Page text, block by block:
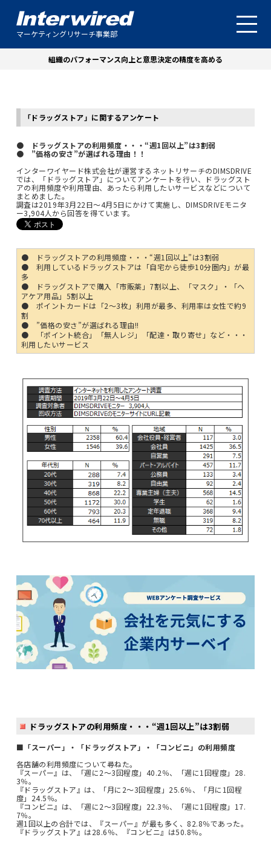
マーケティングリサーチ事業部
組織のパフォーマンス向上と意思決定の精度を高める
「ドラッグストア」に関するアンケート
● ドラッグストアの利用頻度・・・“週1回以上”は3割弱
● ”価格の安さ”が選ばれる理由！！
インターワイヤード株式会社が運営するネットリサーチのDIMSDRIVE
では、「ドラッグストア」についてアンケートを行い、ドラッグスト
アの利用頻度や利用理由、あったら利用したいサービスなどについて
まとめました。
調査は2019年3月22日～4月5日にかけて実施し、DIMSDRIVEモニタ
ー3,904人から回答を得ています。
● ドラッグストアの利用頻度・・・“週1回以上”は3割弱
● 利用しているドラッグストアは「自宅から徒歩10分圏内」が最
多
● ドラッグストアで購入「市販薬」7割以上、「マスク」・「ヘ
アケア用品」5割以上
● ポイントカードは「2～3枚」利用が最多、利用率は女性で約9
割
● ”価格の安さ”が選ばれる理由!!
● 「ポイント統合」「無人レジ」「配達・取り寄せ」など・・・
利用したいサービス
ドラッグストアの利用頻度・・・“週1回以上”は3割弱
■「スーパー」・「ドラッグストア」・「コンビニ」の利用頻度
各店舗の利用頻度について尋ねた。
『スーパー』は、「週に2～3回程度」40.2％、「週に1回程度」28.
3％。
『ドラッグストア』は、「月に2～3回程度」25.6％、「月に1回程
度」24.5％。
『コンビニ』は、「週に2～3回程度」22.3％、「週に1回程度」17.
7％。
週1回以上の合計では、『スーパー』が最も多く、82.8％であった。
『ドラッグストア』は28.6％、『コンビニ』は50.8％。